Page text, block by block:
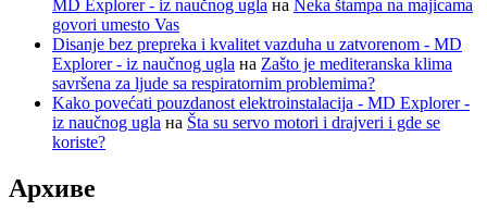
MD Explorer - iz naučnog ugla на Neka štampa na majicama
govori umesto Vas
Disanje bez prepreka i kvalitet vazduha u zatvorenom - MD
Explorer - iz naučnog ugla на Zašto je mediteranska klima
savršena za ljude sa respiratornim problemima?
Kako povećati pouzdanost elektroinstalacija - MD Explorer -
iz naučnog ugla на Šta su servo motori i drajveri i gde se
koriste?
Архиве